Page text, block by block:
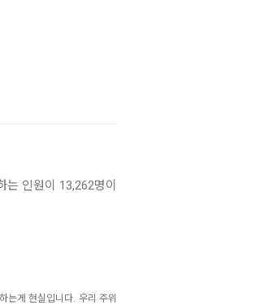
인원이 13,262명이
는게 현실입니다. 우리 주위